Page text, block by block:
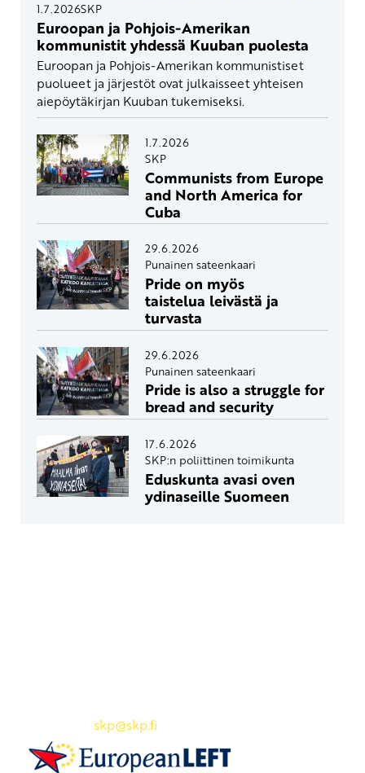
1.7.2026SKP
Euroopan ja Pohjois-Amerikan
kommunistit yhdessä Kuuban puolesta
Euroopan ja Pohjois-Amerikan kommunistiset
puolueet ja järjestöt ovat julkaisseet yhteisen
aiepöytäkirjan Kuuban tukemiseksi.
1.7.2026
SKP
Communists from Europe
and North America for
Cuba
29.6.2026
Punainen sateenkaari
Pride on myös
taistelua leivästä ja
turvasta
29.6.2026
Punainen sateenkaari
Pride is also a struggle for
bread and security
17.6.2026
SKP:n poliittinen toimikunta
Eduskunta avasi oven
ydinaseille Suomeen
skp@skp.fi